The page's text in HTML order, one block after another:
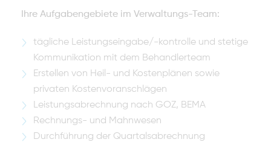
Ihre Aufgabengebiete im Verwaltungs-Team:
tägliche Leistungseingabe/-kontrolle und stetige
Kommunikation mit dem Behandlerteam
Erstellen von Heil- und Kostenplänen sowie
privaten Kostenvoranschlägen
Leistungsabrechnung nach GOZ, BEMA
Rechnungs- und Mahnwesen
Durchführung der Quartalsabrechnung